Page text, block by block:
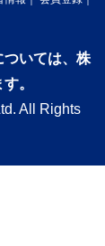
ついては、株
。
All Rights